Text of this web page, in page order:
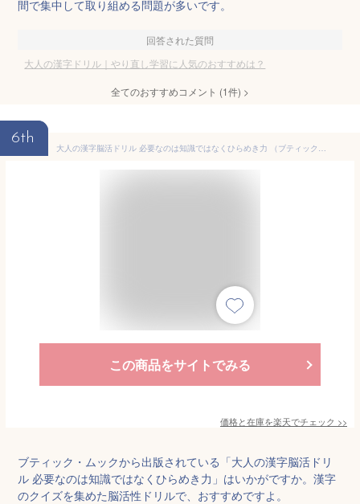
間で集中して取り組める問題が多いです。
回答された質問
大人の漢字ドリル｜やり直し学習に人気のおすすめは？
全てのおすすめコメント (1件) >
6th
大人の漢字脳活ドリル 必要なのは知識ではなくひらめき力 （ブティック・ムック）
この商品をサイトでみる
価格と在庫を楽天でチェック >>
ブティック・ムックから出版されている「大人の漢字脳活ドリ
ル 必要なのは知識ではなくひらめき力」はいかがですか。漢字
のクイズを集めた脳活性ドリルで、おすすめですよ。